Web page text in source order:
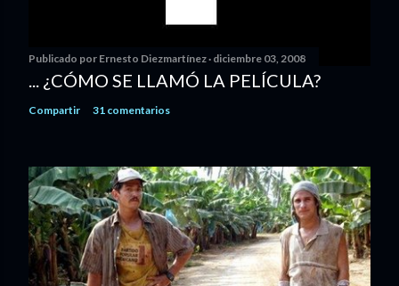
Publicado por Ernesto Diezmartínez diciembre 03, 2008
... ¿CÓMO SE LLAMÓ LA PELÍCULA?
Compartir 31 comentarios